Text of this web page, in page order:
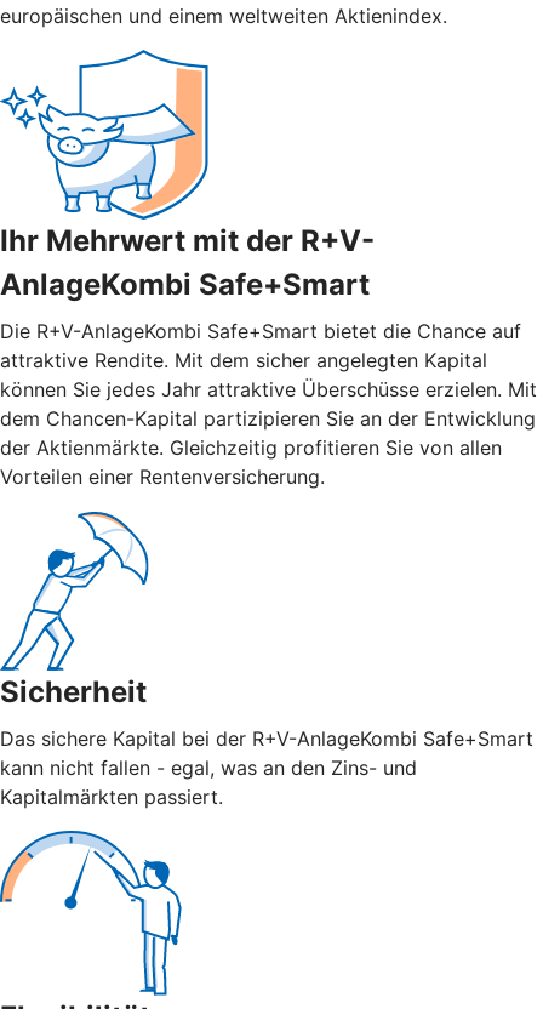
europäischen und einem weltweiten Aktienindex.
Ihr Mehrwert mit der R+V-
AnlageKombi Safe+Smart
Die R+V-AnlageKombi Safe+Smart bietet die Chance auf
attraktive Rendite. Mit dem sicher angelegten Kapital
können Sie jedes Jahr attraktive Überschüsse erzielen. Mit
dem Chancen-Kapital partizipieren Sie an der Entwicklung
der Aktienmärkte. Gleichzeitig profitieren Sie von allen
Vorteilen einer Rentenversicherung.
Sicherheit
Das sichere Kapital bei der R+V-AnlageKombi Safe+Smart
kann nicht fallen - egal, was an den Zins- und
Kapitalmärkten passiert.